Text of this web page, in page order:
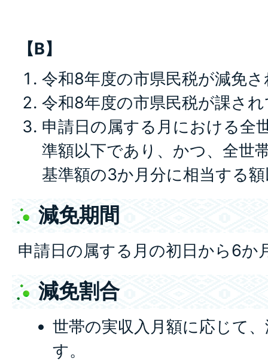
【B】
令和8年度の市県民税が減免
令和8年度の市県民税が課さ
申請日の属する月における全
準額以下であり、かつ、全世
基準額の3か月分に相当する
減免期間
申請日の属する月の初日から6か
減免割合
世帯の実収入月額に応じて
す。